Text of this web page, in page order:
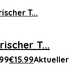
T...
€15.99Aktueller